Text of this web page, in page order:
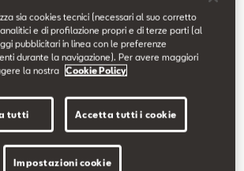
sia cookies tecnici (necessari al suo corretto
e di profilazione propri e di terze parti (al
pubblicitari in linea con le preferenze
durante la navigazione). Per avere maggiori
la nostra
Cookie Policy
tutti Accetta tutti i cookie
Impostazioni cookie